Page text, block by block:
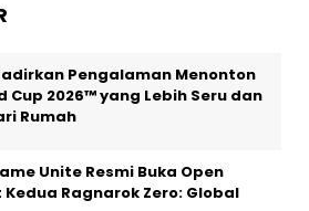
Pengalaman Menonton
Cup 2026™ yang Lebih Seru dan
Rumah
Unite Resmi Buka Open
Ragnarok Zero: Global